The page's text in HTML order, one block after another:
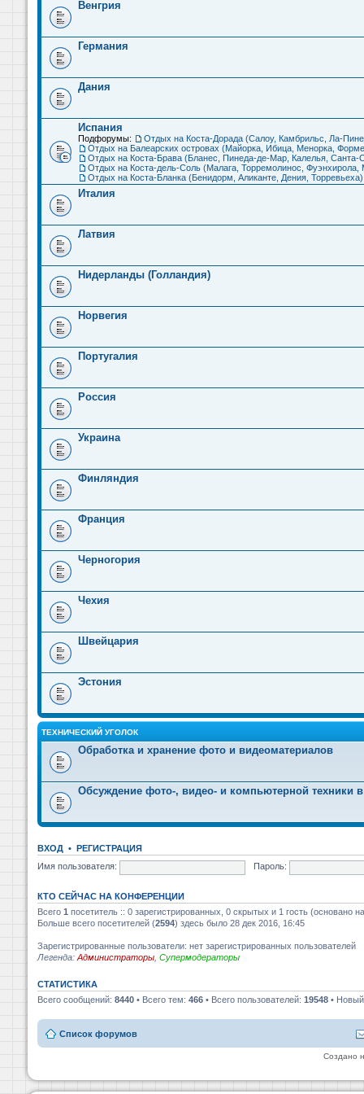
Венгрия
Германия
Дания
Испания
Подфорумы: Отдых на Коста-Дорада (Салоу, Камбрильс, Ла-
Отдых на Балеарских островах (Майорка, Ибица, Менорка,
Отдых на Коста-Брава (Бланес, Пинеда-де-Мар, Калелья, Санта-
Отдых на Коста-дель-Соль (Малага, Торремолинос, Фуэнхирола,
Отдых на Коста-Бланка (Бенидорм, Аликанте, Дения, Торревьеха)
Италия
Латвия
Нидерланды (Голландия)
Норвегия
Португалия
Россия
Украина
Финляндия
Франция
Черногория
Чехия
Швейцария
Эстония
ТЕХНИЧЕСКИЙ УГОЛОК
Обработка и хранение фото и видеоматериалов
Обсуждение фото-, видео- и компьютерной техники в
ВХОД • РЕГИСТРАЦИЯ
Имя пользователя:
Пароль:
КТО СЕЙЧАС НА КОНФЕРЕНЦИИ
Всего 1 посетитель :: 0 зарегистрированных, 0 скрытых и 1 гость (основано
Больше всего посетителей (2594) здесь было 28 дек 2016, 16:45
Зарегистрированные пользователи: нет зарегистрированных пользователей
Легенда: Администраторы Супермодераторы
СТАТИСТИКА
Всего сообщений: 8440 • Всего тем: 466 • Всего пользователей: 19548 •
Список форумов
Создано